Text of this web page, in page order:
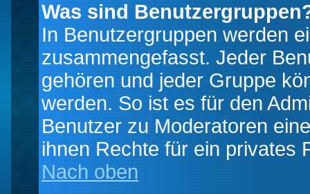
Was sind
In Benutzergruppen werden
zusammengefasst. Jeder
gehören und jeder Gruppe
werden. So ist es für den
Benutzer zu Moderatoren
ihnen Rechte für ein privates
Nach oben